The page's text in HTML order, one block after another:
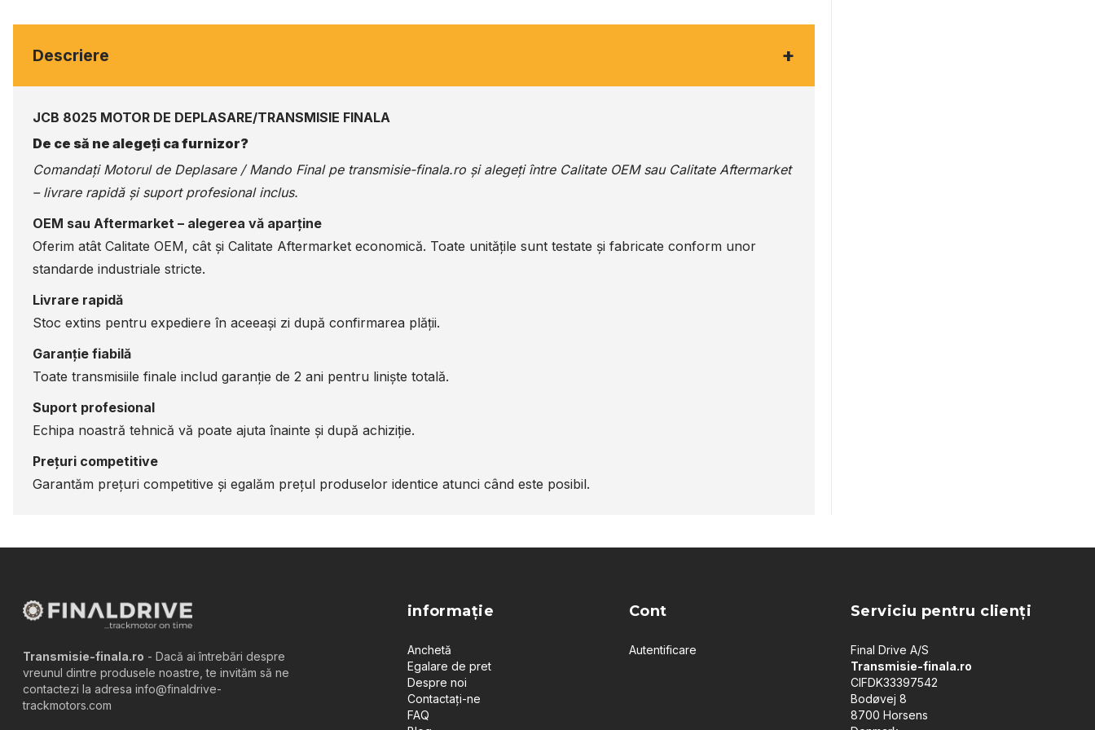
Descriere +
JCB 8025 MOTOR DE DEPLASARE/TRANSMISIE FINALA
De ce să ne alegeți ca furnizor?
Comandați Motorul de Deplasare / Mando Final pe transmisie-finala.ro și alegeți între Calitate OEM sau Calitate Aftermarket
– livrare rapidă și suport profesional inclus.
OEM sau Aftermarket – alegerea vă aparține
Oferim atât Calitate OEM, cât și Calitate Aftermarket economică. Toate unitățile sunt testate și fabricate conform unor
standarde industriale stricte.
Livrare rapidă
Stoc extins pentru expediere în aceeași zi după confirmarea plății.
Garanție fiabilă
Toate transmisiile finale includ garanție de 2 ani pentru liniște totală.
Suport profesional
Echipa noastră tehnică vă poate ajuta înainte și după achiziție.
Prețuri competitive
Garantăm prețuri competitive și egalăm prețul produselor identice atunci când este posibil.
Transmisie-finala.ro - Dacă ai întrebări despre
vreunul dintre produsele noastre, te invităm să ne
contactezi la adresa info@finaldrive-
trackmotors.com
informație
Anchetă
Egalare de pret
Despre noi
Contactați-ne
FAQ
Cont
Autentificare
Serviciu pentru clienți
Final Drive A/S
Transmisie-finala.ro
CIFDK33397542
Bodøvej 8
8700 Horsens